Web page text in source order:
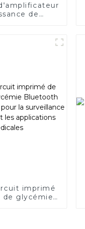
de
imprimé
de glycémie